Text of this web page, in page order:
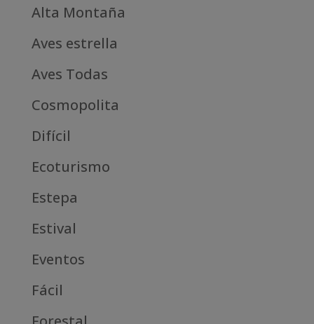
Alta Montaña
Aves estrella
Aves Todas
Cosmopolita
Difícil
Ecoturismo
Estepa
Estival
Eventos
Fácil